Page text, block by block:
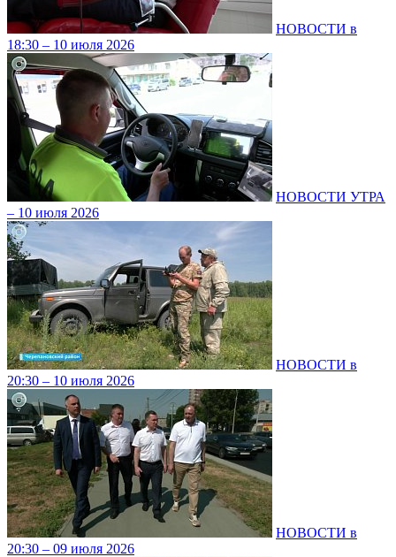
НОВОСТИ в
18:30 – 10 июля 2026
НОВОСТИ УТРА
– 10 июля 2026
НОВОСТИ в
20:30 – 10 июля 2026
НОВОСТИ в
20:30 – 09 июля 2026